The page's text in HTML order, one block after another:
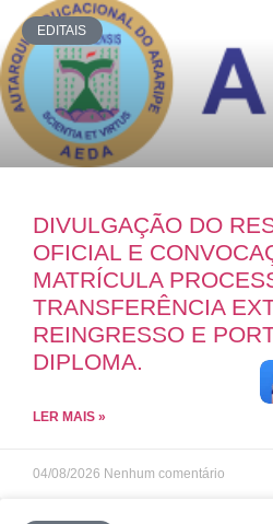
EDITAIS
DIVULGAÇÃO DO
OFICIAL E
MATRÍCULA
TRANSFERÊNCIA
REINGRESSO E
DIPLOMA.
LER MAIS »
04/08/2026 Nenhum comentário